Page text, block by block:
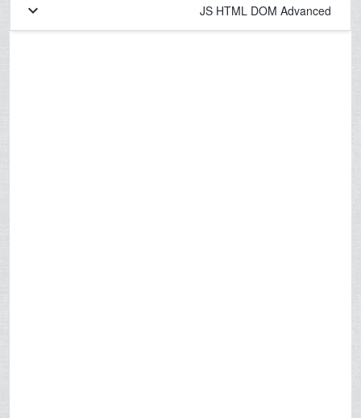
JS HTML DOM Advanced
keyboard_arrow_down